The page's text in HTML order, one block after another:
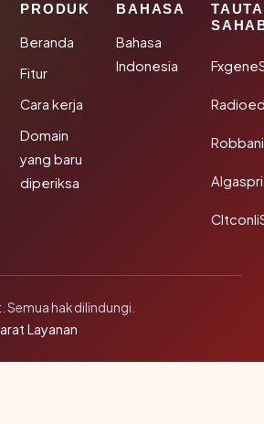
PRODUK
Beranda
Fitur
Cara kerja
Domain
yang baru
diperiksa
BAHASA
Bahasa
Indonesia
Semua hak dilindungi.
Layanan